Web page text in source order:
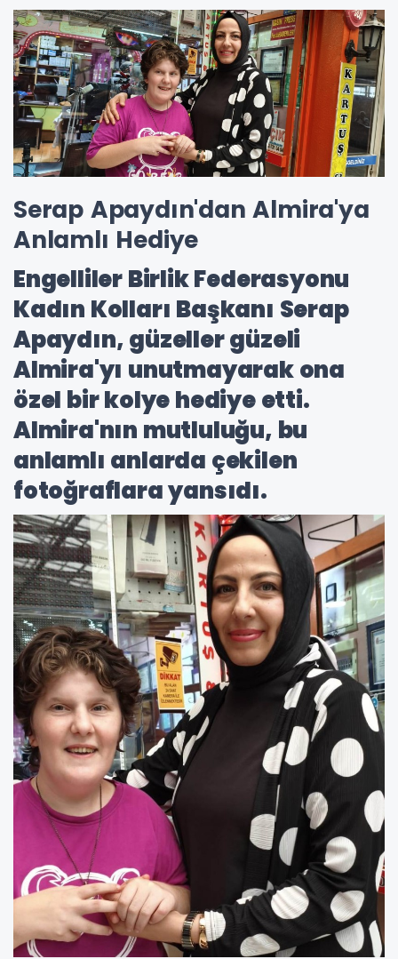
Serap Apaydın'dan Almira'ya
Anlamlı Hediye
Engelliler Birlik Federasyonu
Kadın Kolları Başkanı Serap
Apaydın, güzeller güzeli
Almira'yı unutmayarak ona
özel bir kolye hediye etti.
Almira'nın mutluluğu, bu
anlamlı anlarda çekilen
fotoğraflara yansıdı.